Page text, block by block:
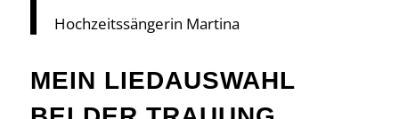
Hochzeitssängerin Martina
MEIN LIEDAUSWAHL